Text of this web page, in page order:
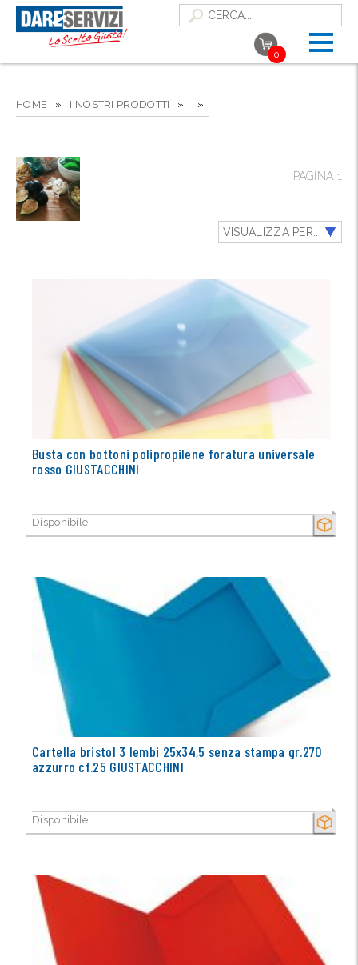
0
HOME » I NOSTRI PRODOTTI » »
PAGINA 1
VISUALIZZA PER...
SECCO
Busta con bottoni polipropilene foratura universale
rosso GIUSTACCHINI
Disponibile
SECCO
Cartella bristol 3 lembi 25x34,5 senza stampa gr.270
azzurro cf.25 GIUSTACCHINI
Disponibile